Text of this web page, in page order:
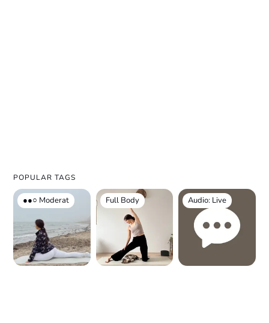
POPULAR TAGS
●●○ Moderat Full Body Audio: Live